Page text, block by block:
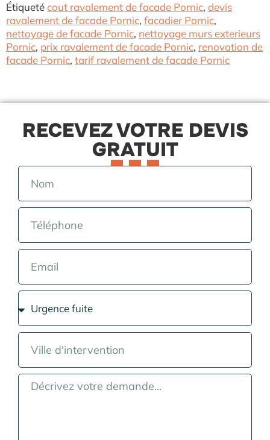
Étiquetécout ravalement de facade Pornic, devis
ravalement de facade Pornic, facadier Pornic,
nettoyage de facade Pornic, nettoyage murs exterieurs
Pornic, prix ravalement de facade Pornic, renovation de
facade Pornic, tarif ravalement de facade Pornic
RECEVEZ VOTRE DEVIS
GRATUIT